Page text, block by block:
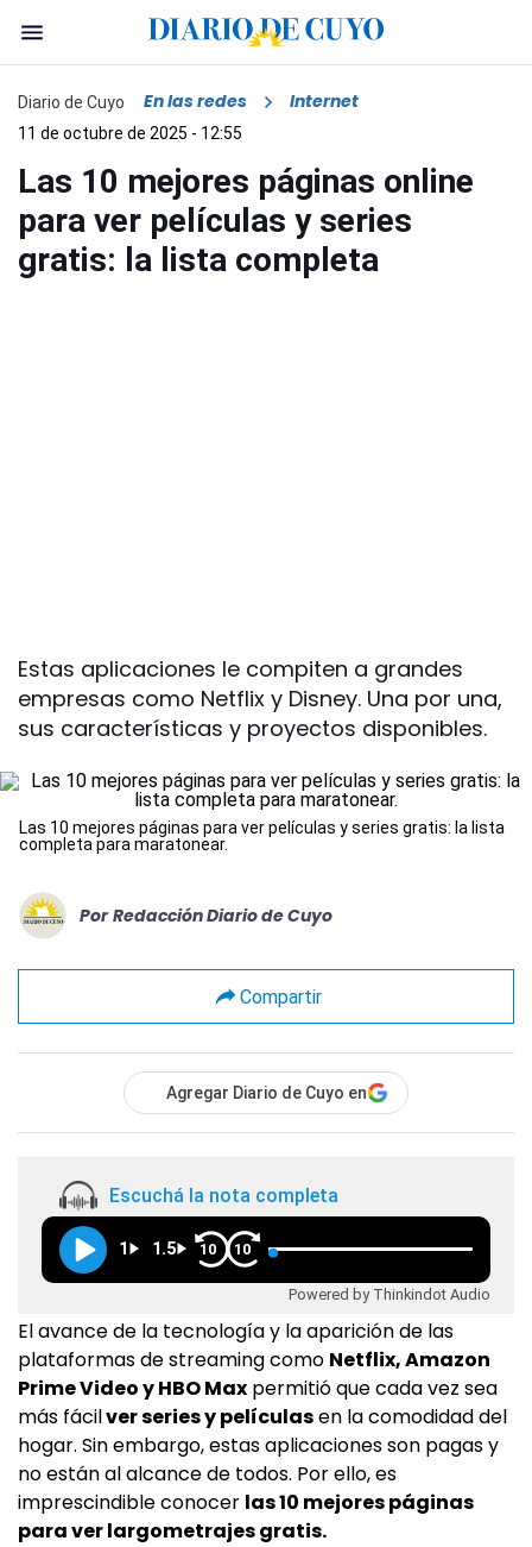
Diario de Cuyo En las redes Internet
11 de octubre de 2025 - 12:55
Las 10 mejores páginas online
para ver películas y series
gratis: la lista completa
Estas aplicaciones le compiten a grandes
empresas como Netflix y Disney. Una por una,
sus características y proyectos disponibles.
Las 10 mejores páginas para ver películas y series gratis: la lista
completa para maratonear.
Por Redacción Diario de Cuyo
Compartir
Agregar Diario de Cuyo en
Escuchá la nota completa
1 1.5 10 10
Powered by Thinkindot Audio
El avance de la tecnología y la aparición de las
plataformas de streaming como Netflix, Amazon
Prime Video y HBO Max permitió que cada vez sea
más fácilver series y películasen la comodidad del
hogar. Sin embargo, estas aplicaciones son pagas y
no están al alcance de todos. Por ello, es
imprescindible conocer las 10 mejores páginas
para ver largometrajes gratis.